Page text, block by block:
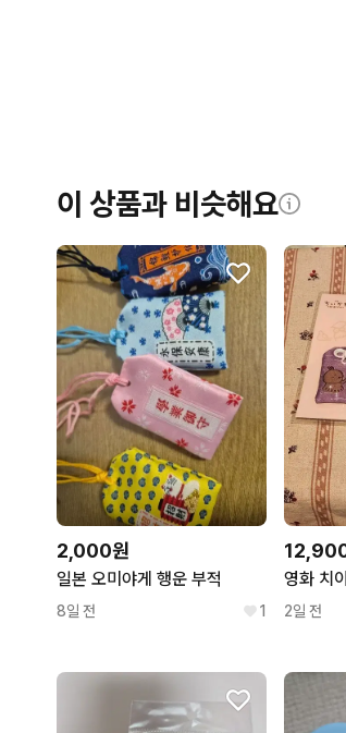
이 상품과 비슷해요
2,000원
일본 오미야게 행운 부적
8일 전 1 2일 전